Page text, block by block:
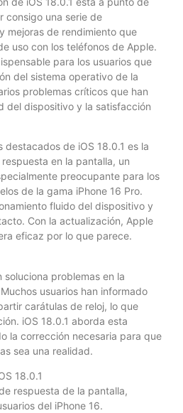
consigo una serie de
mejoras de rendimiento que
uso con los teléfonos de Apple.
para los usuarios que
del sistema operativo de la
problemas críticos que han
del dispositivo y la satisfacción
destacados de iOS 18.0.1 es la
en la pantalla, un
preocupante para los
de la gama iPhone 16 Pro.
fluido del dispositivo y
Con la actualización, Apple
eficaz por lo que parece.
problemas en la
usuarios han informado
carátulas de reloj, lo que
iOS 18.0.1 aborda esta
la corrección necesaria para que
sea una realidad.
18.0.1
respuesta de la pantalla,
del iPhone 16.